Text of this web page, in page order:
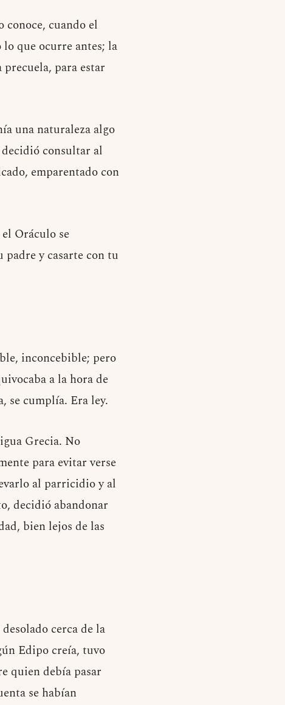
cuando el
lo que ocurre antes; la
para estar
una naturaleza algo
consultar al
emparentado con
Oráculo se
y casarte con tu
inconcebible; pero
a la hora de
se cumplía. Era ley.
Grecia. No
para evitar verse
al parricidio y al
decidió abandonar
bien lejos de las
cerca de la
Edipo creía, tuvo
quien debía pasar
se habían